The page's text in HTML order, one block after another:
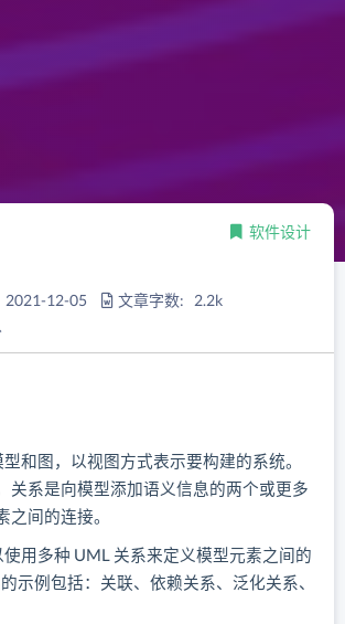
软件设计
12-05
文章字数: 2.2k
和图，以视图方式表示要构建的系统。
关系是向模型添加语义信息的两个或更多
之间的连接。
使用多种 UML 关系来定义模型元素之间的
示例包括：关联、依赖关系、泛化关系、